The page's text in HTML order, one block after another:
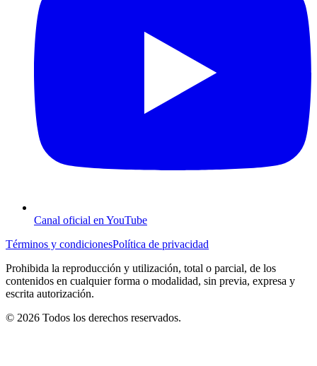
Canal oficial en YouTube
Términos y condicionesPolítica de privacidad
Prohibida la reproducción y utilización, total o parcial, de los
contenidos en cualquier forma o modalidad, sin previa, expresa y
escrita autorización.
© 2026 Todos los derechos reservados.